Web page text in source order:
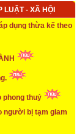
LUẬT - XÃ HỘI
dụng thừa kế theo
phong thuỷ
người bị tạm giam
...xem chi tiết
...xem chi tiết
...xem chi tiết
xuyên)